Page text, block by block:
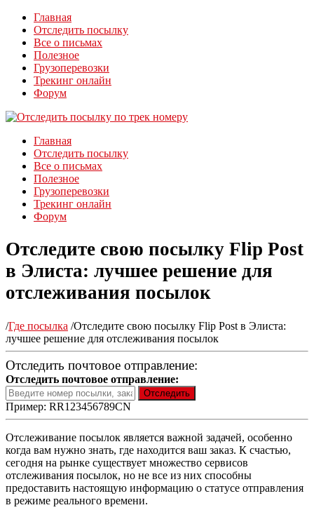
Главная
Отследить посылку
Все о письмах
Полезное
Грузоперевозки
Трекинг онлайн
Форум
Главная
Отследить посылку
Все о письмах
Полезное
Грузоперевозки
Трекинг онлайн
Форум
Отследите свою посылку Flip Post
в Элиста: лучшее решение для
отслеживания посылок
/Где посылка /Отследите свою посылку Flip Post в Элиста:
лучшее решение для отслеживания посылок
Отследить почтовое отправление:
Отследить почтовое отправление:
Пример: RR123456789CN
Отслеживание посылок является важной задачей, особенно
когда вам нужно знать, где находится ваш заказ. К счастью,
сегодня на рынке существует множество сервисов
отслеживания посылок, но не все из них способны
предоставить настоящую информацию о статусе отправления
в режиме реального времени.